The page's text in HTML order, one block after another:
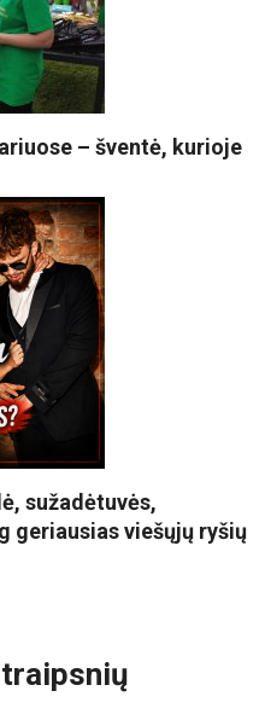
– šventė, kurioje
sužadėtuvės,
geriausias viešųjų ryšių